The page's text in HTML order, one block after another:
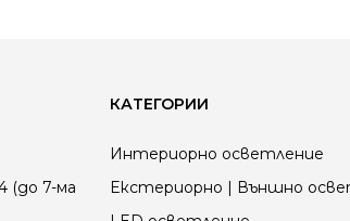
(до 7-ма
КАТЕГОРИИ
Интериорно осветление
Екстериорно | Външно